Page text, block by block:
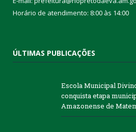
Horário de atendimento: 8:00 às 14:00
ÚLTIMAS PUBLICAÇÕES
Escola Municipal
conquista etapa
Amazonense de